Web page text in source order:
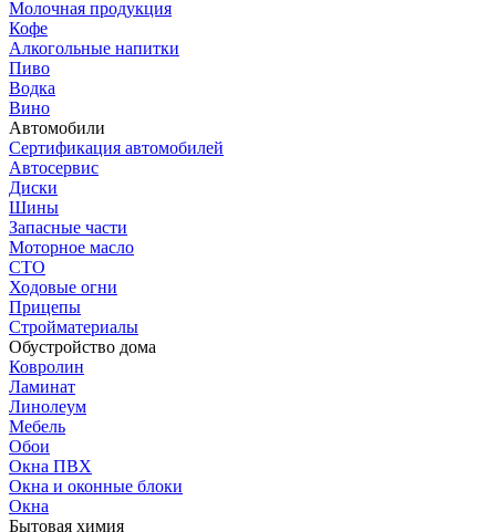
Молочная продукция
Кофе
Алкогольные напитки
Пиво
Водка
Вино
Автомобили
Сертификация автомобилей
Автосервис
Диски
Шины
Запасные части
Моторное масло
СТО
Ходовые огни
Прицепы
Стройматериалы
Обустройство дома
Ковролин
Ламинат
Линолеум
Мебель
Обои
Окна ПВХ
Окна и оконные блоки
Окна
Бытовая химия